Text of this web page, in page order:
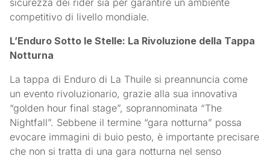
sicurezza dei rider sia per garantire un ambiente
competitivo di livello mondiale.
L’Enduro Sotto le Stelle: La Rivoluzione della Tappa
Notturna
La tappa di Enduro di La Thuile si preannuncia come
un evento rivoluzionario, grazie alla sua innovativa
“golden hour final stage”, soprannominata “The
Nightfall”. Sebbene il termine “gara notturna” possa
evocare immagini di buio pesto, è importante precisare
che non si tratta di una gara notturna nel senso